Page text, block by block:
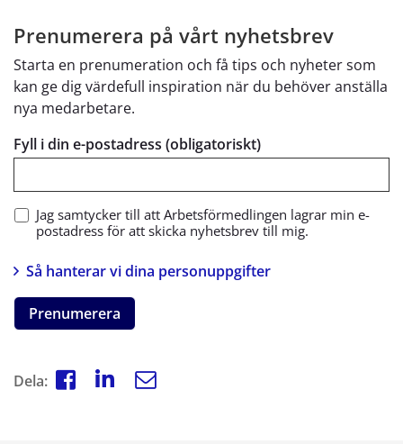
Prenumerera på vårt nyhetsbrev
Starta en prenumeration och få tips och nyheter som
kan ge dig värdefull inspiration när du behöver anställa
nya medarbetare.
Fyll i din e-postadress (obligatoriskt)
Jag samtycker till att Arbetsförmedlingen lagrar min e-
postadress för att skicka nyhetsbrev till mig.
Så hanterar vi dina personuppgifter
Prenumerera
Dela: